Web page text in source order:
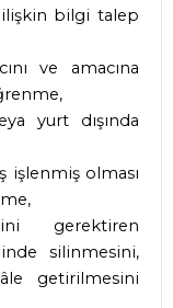
bilgi talep
ve amacına
yurt dışında
işlenmiş olması
gerektiren
silinmesini,
getirilmesini